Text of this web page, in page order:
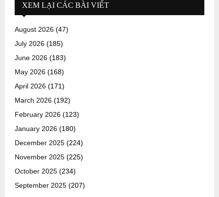
XEM LẠI CÁC BÀI VIẾT
August 2026 (47)
July 2026 (185)
June 2026 (183)
May 2026 (168)
April 2026 (171)
March 2026 (192)
February 2026 (123)
January 2026 (180)
December 2025 (224)
November 2025 (225)
October 2025 (234)
September 2025 (207)